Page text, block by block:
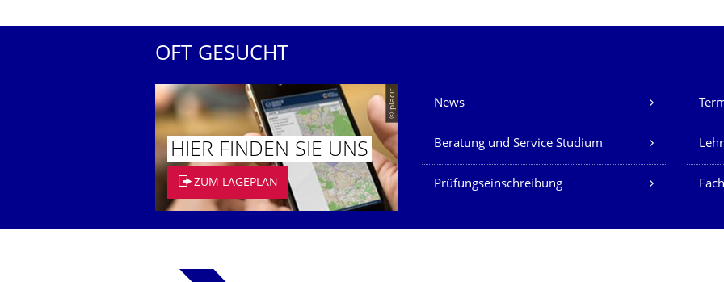
OFT GESUCHT
© placit
HIER FINDEN SIE UNS
ZUM LAGEPLAN
Unsere Dienste
News
Beratung und Service Studium
Prüfungseinschreibung